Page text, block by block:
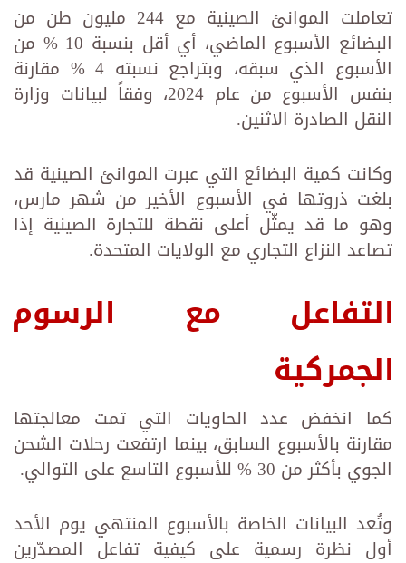
تعاملت الموانئ الصينية مع 244 مليون طن من
البضائع الأسبوع الماضي، أي أقل بنسبة 10 % من
الأسبوع الذي سبقه، ‏وبتراجع نسبته 4 % مقارنة
بنفس الأسبوع من عام 2024، وفقاً لبيانات وزارة
النقل الصادرة الاثنين.‏
وكانت كمية البضائع التي عبرت الموانئ الصينية قد
بلغت ذروتها في الأسبوع الأخير من شهر مارس،
وهو ما قد يمثّل ‏أعلى نقطة للتجارة الصينية إذا
تصاعد النزاع التجاري مع الولايات المتحدة.‏
التفاعل مع الرسوم
الجمركية
كما انخفض عدد الحاويات التي تمت معالجتها
مقارنة بالأسبوع السابق، بينما ارتفعت رحلات الشحن
الجوي بأكثر من 30 ‏‏% للأسبوع التاسع على التوالي.‏
وتُعد البيانات الخاصة بالأسبوع المنتهي يوم الأحد
أول نظرة رسمية على كيفية تفاعل المصدّرين